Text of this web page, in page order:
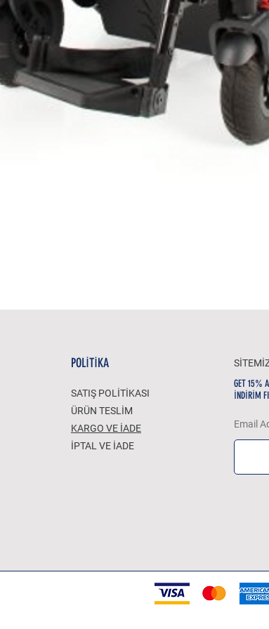
POLİTİKA
SATIŞ POLİTİKASI
ÜRÜN TESLİM
KARGO VE İADE
İPTAL VE İADE
GET 15%
İNDİRİM
Email